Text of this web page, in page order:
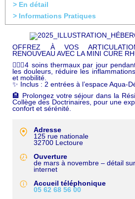
> En détail
> Informations Pratiques
OFFREZ À VOS
RENOUVEAU AVEC LA MINI CURE
💆🏼‍♀️4 soins thermaux par jour
les douleurs, réduire les
et mobilité.
✨ Inclus : 2 entrées à l’espace Aqua-
🏨 Prolongez votre séjour dans la
Collège des Doctrinaires, pour une
confort et sérénité.
Adresse
125 rue nationale
32700 Lectoure
Ouverture
de mars à novembre – détail
internet
Accueil téléphonique
05 62 68 56 00